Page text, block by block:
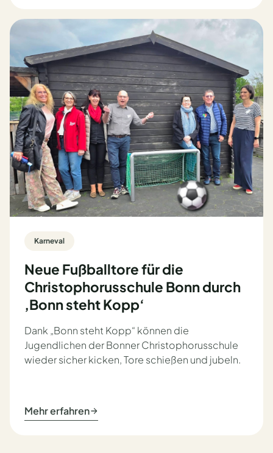
Karneval
Neue Fußballtore für die
Christophorusschule Bonn durch
‚Bonn steht Kopp‘
Dank „Bonn steht Kopp“ können die
Jugendlichen der Bonner Christophorusschule
wieder sicher kicken, Tore schießen und jubeln.
Mehr erfahren